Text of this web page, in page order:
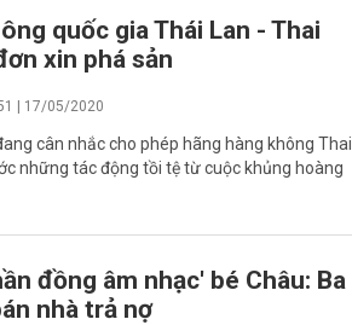
quốc gia Thái Lan - Thai
xin phá sản
| 17/05/2020
cân nhắc cho phép hãng hàng không Thai
những tác động tồi tệ từ cuộc khủng hoàng
đồng âm nhạc' bé Châu: Ba
nhà trả nợ